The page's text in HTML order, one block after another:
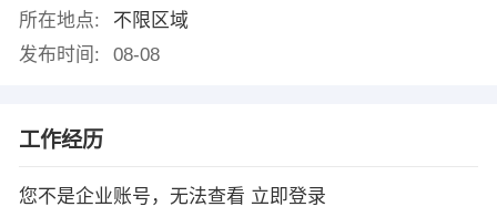
所在地点:
不限区域
发布时间:
08-08
工作经历
您不是企业账号，无法查看 立即登录